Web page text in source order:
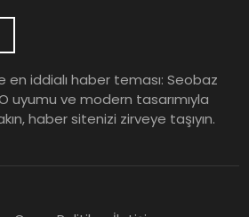
en iddialı haber teması: Seobaz
uyumu ve modern tasarımıyla
haber sitenizi zirveye taşıyın.